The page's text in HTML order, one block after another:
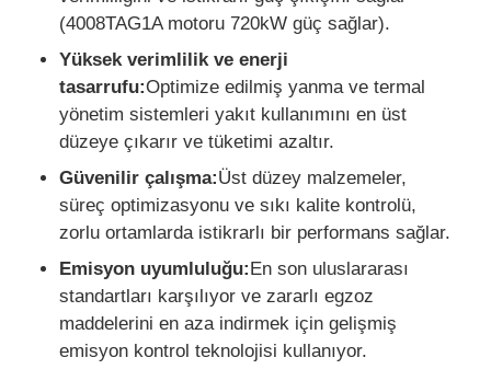
Fabrika turu
Kalite kontrol
Bize ulaşın
Tüm servis talepleri
sessiz dizel jeneratör seti
(4008TAG1A motoru 720kW güç sağlar).
Yüksek verimlilik ve enerji
tasarrufu:Optimize edilmiş yanma ve termal
yönetim sistemleri yakıt kullanımını en üst
düzeye çıkarır ve tüketimi azaltır.
Güvenilir çalışma:Üst düzey malzemeler,
süreç optimizasyonu ve sıkı kalite kontrolü,
zorlu ortamlarda istikrarlı bir performans sağlar.
Emisyon uyumluluğu:En son uluslararası
standartları karşılıyor ve zararlı egzoz
maddelerini en aza indirmek için gelişmiş
emisyon kontrol teknolojisi kullanıyor.